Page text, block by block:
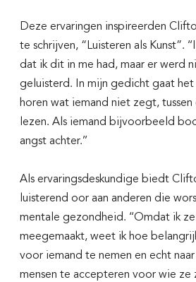
Deze ervaringen inspireerden
te schrijven, “Luisteren als Kunst”.
dat ik dit in me had, maar er werd
geluisterd. In mijn gedicht gaat
horen wat iemand niet zegt,
lezen. Als iemand bijvoorbeeld
angst achter.’’
Als ervaringsdeskundige biedt
luisterend oor aan anderen die
mentale gezondheid. ‘‘Omdat ik
meegemaakt, weet ik hoe
voor iemand te nemen en echt
mensen te accepteren voor wie ze